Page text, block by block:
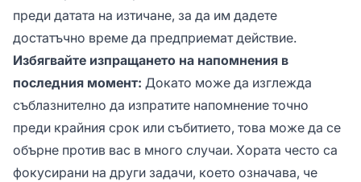
преди датата на изтичане, за да им дадете
достатъчно време да предприемат действие.
Избягвайте изпращането на напомнения в
последния момент: Докато може да изглежда
съблазнително да изпратите напомнение точно
преди крайния срок или събитието, това може да се
обърне против вас в много случаи. Хората често са
фокусирани на други задачи, което означава, че